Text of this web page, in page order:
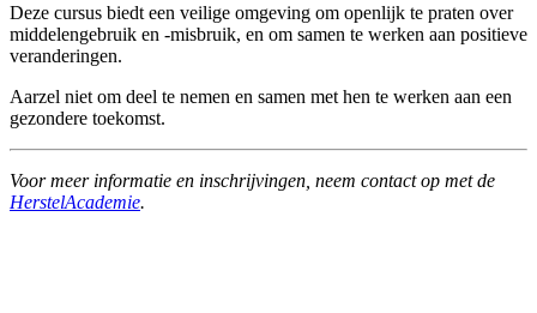
Deze cursus biedt een veilige omgeving om openlijk te praten over
middelengebruik en -misbruik, en om samen te werken aan positieve
veranderingen.
Aarzel niet om deel te nemen en samen met hen te werken aan een
gezondere toekomst.
Voor meer informatie en inschrijvingen, neem contact op met de
HerstelAcademie.